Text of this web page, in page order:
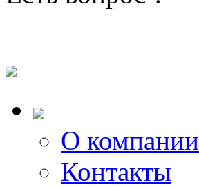
О компании
Контакты